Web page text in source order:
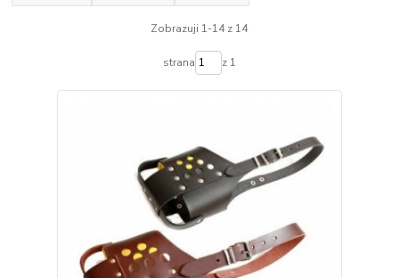
Zobrazuji 1-14 z 14
strana z 1